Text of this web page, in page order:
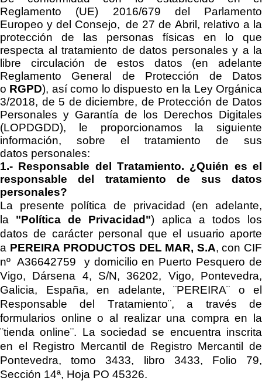
Reglamento (UE) 2016/679 del Parlamento
Europeo y del Consejo, de 27 de Abril, relativo a la
protección de las personas físicas en lo que
respecta al tratamiento de datos personales y a la
libre circulación de estos datos (en adelante
Reglamento General de Protección de Datos
o RGPD), así como lo dispuesto en la Ley Orgánica
3/2018, de 5 de diciembre, de Protección de Datos
Personales y Garantía de los Derechos Digitales
(LOPDGDD), le proporcionamos la siguiente
información, sobre el tratamiento de sus
datos personales:
1.- Responsable del Tratamiento. ¿Quién es el
responsable del tratamiento de sus datos
personales?
La presente política de privacidad (en adelante,
la "Política de Privacidad") aplica a todos los
datos de carácter personal que el usuario aporte
a PEREIRA PRODUCTOS DEL MAR, S.A, con CIF
nº A36642759 y domicilio en Puerto Pesquero de
Vigo, Dársena 4, S/N, 36202, Vigo, Pontevedra,
Galicia, España, en adelante, ¨PEREIRA¨ o el
Responsable del Tratamiento¨, a través de
formularios online o al realizar una compra en la
¨tienda online¨. La sociedad se encuentra inscrita
en el Registro Mercantil de Registro Mercantil de
Pontevedra, tomo 3433, libro 3433, Folio 79,
Sección 14ª, Hoja PO 45326.